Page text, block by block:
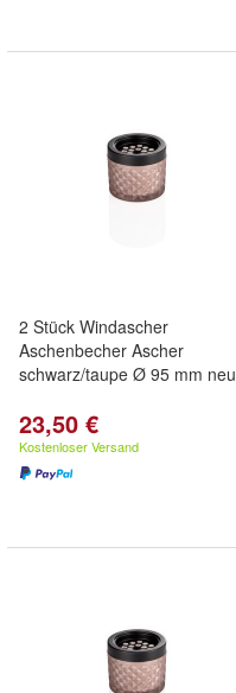
2 Stück Windascher
Aschenbecher Ascher
schwarz/taupe Ø 95 mm neu
23,50 €
Kostenloser Versand